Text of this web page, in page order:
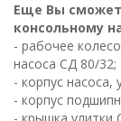
Еще Вы
консольному
- рабочее
насоса CД 80/32;
- корпус насоса,
- корпус